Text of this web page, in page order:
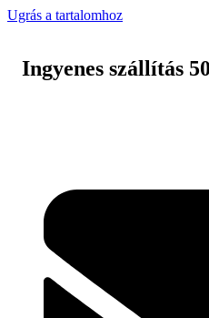
Ugrás a tartalomhoz
Ingyenes szállítás